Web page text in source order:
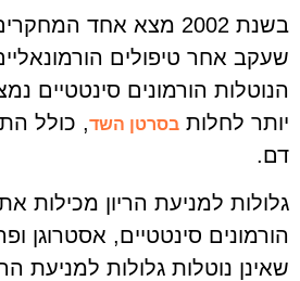
בשנת 2002 מצא אחד
שעקב אחר טיפולים
הנוטלות הורמונים סינטטיים
יותר לחלות בסרטן השד, כולל
דם.
גלולות למניעת הריון מכילות
הורמונים סינטטיים, אסטרוגן
שאינן נוטלות גלולות למניעת